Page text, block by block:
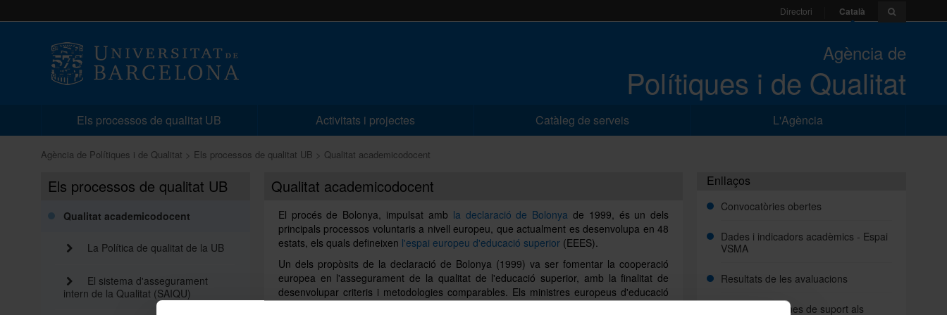
Directori Català
Agència de
Polítiques i de Qualitat
Els processos de qualitat UB Activitats i projectes Catàleg de serveis L'Agència
Agència de Polítiques i de Qualitat Els processos de qualitat UB Qualitat academicodocent
Els processos de qualitat UB
Qualitat academicodocent
La Política de qualitat de la UB
El sistema d'assegurament
intern de la Qualitat (SAIQU)
Qualitat academicodocent
El procés de Bolonya, impulsat amb la declaració de Bolonya de 1999, és un dels
principals processos voluntaris a nivell europeu, que actualment es desenvolupa en 48
estats, els quals defineixen l'espai europeu d'educació superior(EEES).
Un dels propòsits de la declaració de Bolonya (1999) va ser fomentar la cooperació
europea en l'assegurament de la qualitat de l'educació superior, amb la finalitat de
desenvolupar criteris i metodologies comparables. Els ministres europeus d'educació
Enllaços
Convocatòries obertes
Dades i indicadors acadèmics - Espai
VSMA
Resultats de les avaluacions
Documents i eines de suport als